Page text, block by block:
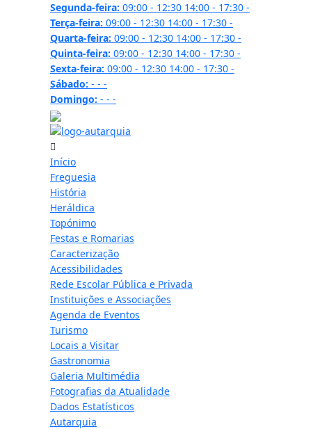
Segunda-feira: 09:00 - 12:30 14:00 - 17:30 -
Terça-feira: 09:00 - 12:30 14:00 - 17:30 -
Quarta-feira: 09:00 - 12:30 14:00 - 17:30 -
Quinta-feira: 09:00 - 12:30 14:00 - 17:30 -
Sexta-feira: 09:00 - 12:30 14:00 - 17:30 -
Sábado: - - -
Domingo: - - -
Início
Freguesia
História
Heráldica
Topónimo
Festas e Romarias
Caracterização
Acessibilidades
Rede Escolar Pública e Privada
Instituições e Associações
Agenda de Eventos
Turismo
Locais a Visitar
Gastronomia
Galeria Multimédia
Fotografias da Atualidade
Dados Estatísticos
Autarquia